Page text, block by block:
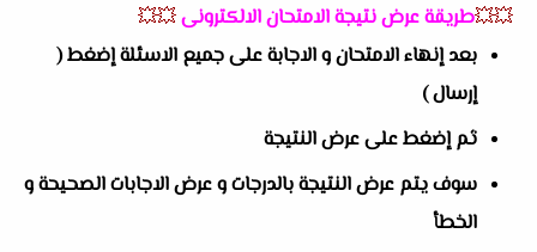
💥💥طريقة عرض نتيجة الامتحان الالكترونى💥💥
بعد إنهاء الامتحان و الاجابة على جميع الاسئلة إضغط (
إرسال )
ثم إضغط على عرض النتيجة
سوف يتم عرض النتيجة بالدرجات و عرض الاجابات الصحيحة و
الخطأ